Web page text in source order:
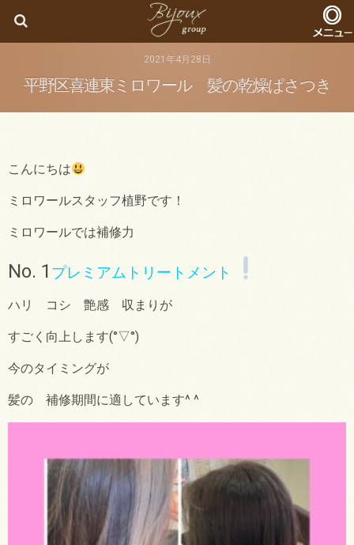
Bijoux
2021年4月28日
平野区喜連東ミロワール 髪の乾燥ぱさつき
こんにちは
ミロワールスタッフ植野です！
ミロワールでは補修力
No. 1 プレミアムトリートメント
ハリ コシ 艶感 収まりが
すごく向上します(°▽°)
今のタイミングが
髪の 補修期間に適しています^ ^